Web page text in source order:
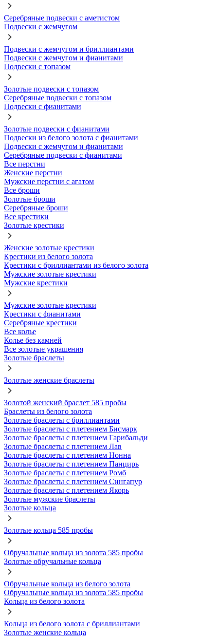
Серебряные подвески с аметистом
Подвески с жемчугом
Подвески с жемчугом и бриллиантами
Подвески с жемчугом и фианитами
Подвески с топазом
Золотые подвески с топазом
Серебряные подвески с топазом
Подвески с фианитами
Золотые подвески с фианитами
Подвески из белого золота с фианитами
Подвески с жемчугом и фианитами
Серебряные подвески с фианитами
Все перстни
Женские перстни
Мужские перстни с агатом
Все броши
Золотые броши
Серебряные броши
Все крестики
Золотые крестики
Женские золотые крестики
Крестики из белого золота
Крестики с бриллиантами из белого золота
Мужские золотые крестики
Мужские крестики
Мужские золотые крестики
Крестики с фианитами
Серебряные крестики
Все колье
Колье без камней
Все золотые украшения
Золотые браслеты
Золотые женские браслеты
Золотой женский браслет 585 пробы
Браслеты из белого золота
Золотые браслеты с бриллиантами
Золотые браслеты с плетением Бисмарк
Золотые браслеты с плетением Гарибальди
Золотые браслеты с плетением Лав
Золотые браслеты с плетением Нонна
Золотые браслеты с плетением Панцирь
Золотые браслеты с плетением Ромб
Золотые браслеты с плетением Сингапур
Золотые браслеты с плетением Якорь
Золотые мужские браслеты
Золотые кольца
Золотые кольца 585 пробы
Обручальные кольца из золота 585 пробы
Золотые обручальные кольца
Обручальные кольца из белого золота
Обручальные кольца из золота 585 пробы
Кольца из белого золота
Кольца из белого золота с бриллиантами
Золотые женские кольца